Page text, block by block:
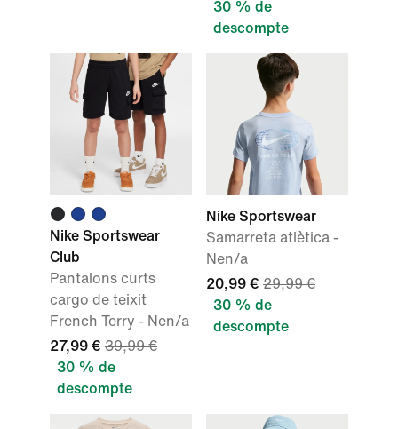
30 % de
descompte
Nike Sportswear
Club
Pantalons curts
cargo de teixit
French Terry - Nen/a
27,99 € 39,99 €
30 % de
descompte
Nike Sportswear
Samarreta atlètica -
Nen/a
20,99 € 29,99 €
30 % de
descompte